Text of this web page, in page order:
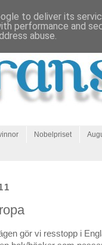
Nobelpriset
gör vi resstopp i
to deliver its
performance and
abuse.